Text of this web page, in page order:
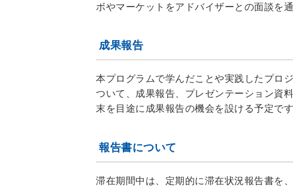
ボやマーケットをアドバイザーとの面談を
成果報告
本プログラムで学んだことや実践したプロ
ついて、成果報告、プレゼンテーション資
末を目途に成果報告の機会を設ける予定です
報告書について
滞在期間中は、定期的に滞在状況報告書を